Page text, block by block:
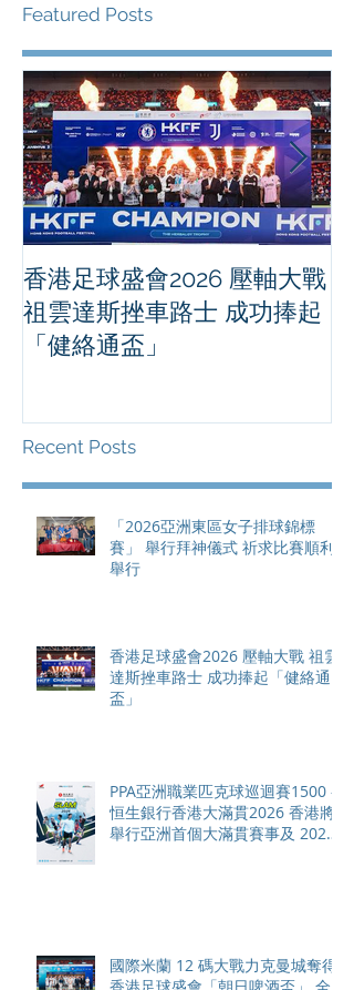
Featured Posts
香港足球盛會2026 壓軸大戰
祖雲達斯挫車路士 成功捧起
「健絡通盃」
Recent Posts
「2026亞洲東區女子排球錦標
賽」 舉行拜神儀式 祈求比賽順利
舉行
香港足球盛會2026 壓軸大戰 祖雲
達斯挫車路士 成功捧起「健絡通
盃」
PPA亞洲職業匹克球巡迴賽1500 -
恒生銀行香港大滿貫2026 香港將
舉行亞洲首個大滿貫賽事及 2026
國際米蘭 12 碼大戰力克曼城奪得